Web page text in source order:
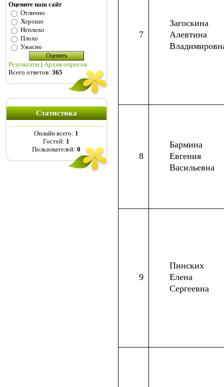
Оцените наш сайт
Отлично
Хорошо
Неплохо
Плохо
Ужасно
Результаты | Архив опросов
Всего ответов: 365
Статистика
Онлайн всего: 1
Гостей: 1
Пользователей:0
7
Загоскина
Алевтина
8
Бармина
Евгения
Васильевна
9
Пинских
Елена
Сергеевна